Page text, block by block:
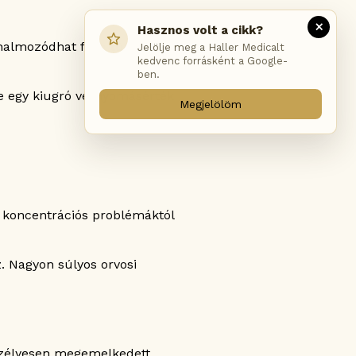
fel a tüdőben,
kiugró vérnyomásérték
problémáktól
súlyos orvosi
megemelkedett
×
Hasznos volt a cikk?
Jelölje meg a Haller Medicalt
kedvenc forrásként a Google-
ben.
Megjelölöm